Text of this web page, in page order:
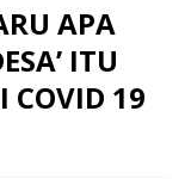
APA
ITU
COVID 19